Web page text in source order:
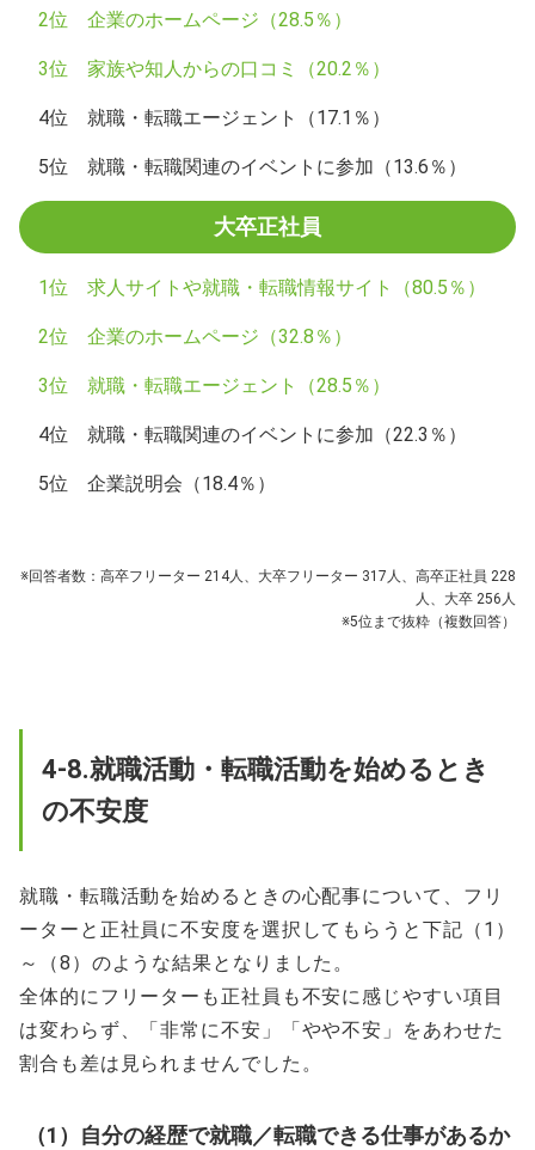
2位 企業のホームページ（28.5％）
3位 家族や知人からの口コミ（20.2％）
4位 就職・転職エージェント（17.1％）
5位 就職・転職関連のイベントに参加（13.6％）
大卒正社員
1位 求人サイトや就職・転職情報サイト（80.5％）
2位 企業のホームページ（32.8％）
3位 就職・転職エージェント（28.5％）
4位 就職・転職関連のイベントに参加（22.3％）
5位 企業説明会（18.4％）
※回答者数：高卒フリーター 214人、大卒フリーター 317人、高卒正社員 228
人、大卒 256人
※5位まで抜粋（複数回答）
4-8.就職活動・転職活動を始めるとき
の不安度
就職・転職活動を始めるときの心配事について、フリ
ーターと正社員に不安度を選択してもらうと下記（1）
～（8）のような結果となりました。
全体的にフリーターも正社員も不安に感じやすい項目
は変わらず、「非常に不安」「やや不安」をあわせた
割合も差は見られませんでした。
（1）自分の経歴で就職／転職できる仕事があるか